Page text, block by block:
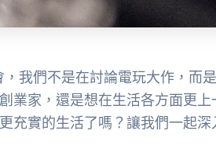
我們不是在討論電玩大作，而
業家，還是想在生活各方面更
充實的生活了嗎？讓我們一起